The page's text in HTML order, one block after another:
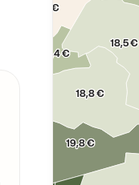
18,5 €
19,8 €
19,4 €
18,8 €
17,7 €